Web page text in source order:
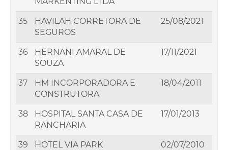
35
HAVILAH CORRETORA DE
SEGUROS
25/08/2021
36
HERNANI AMARAL DE
SOUZA
17/11/2021
37
HM INCORPORADORA E
CONSTRUTORA
18/04/2011
38
HOSPITAL SANTA CASA DE
RANCHARIA
17/01/2013
39 HOTEL VIA PARK 02/07/2010